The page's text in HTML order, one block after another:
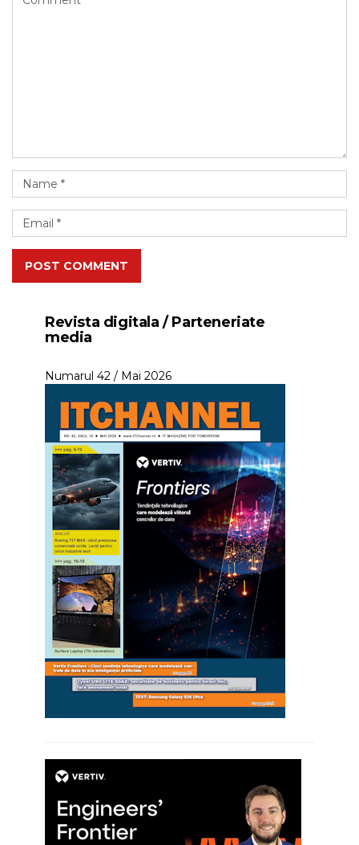
POST COMMENT
Revista digitala / Parteneriate
media
Numarul 42 / Mai 2026